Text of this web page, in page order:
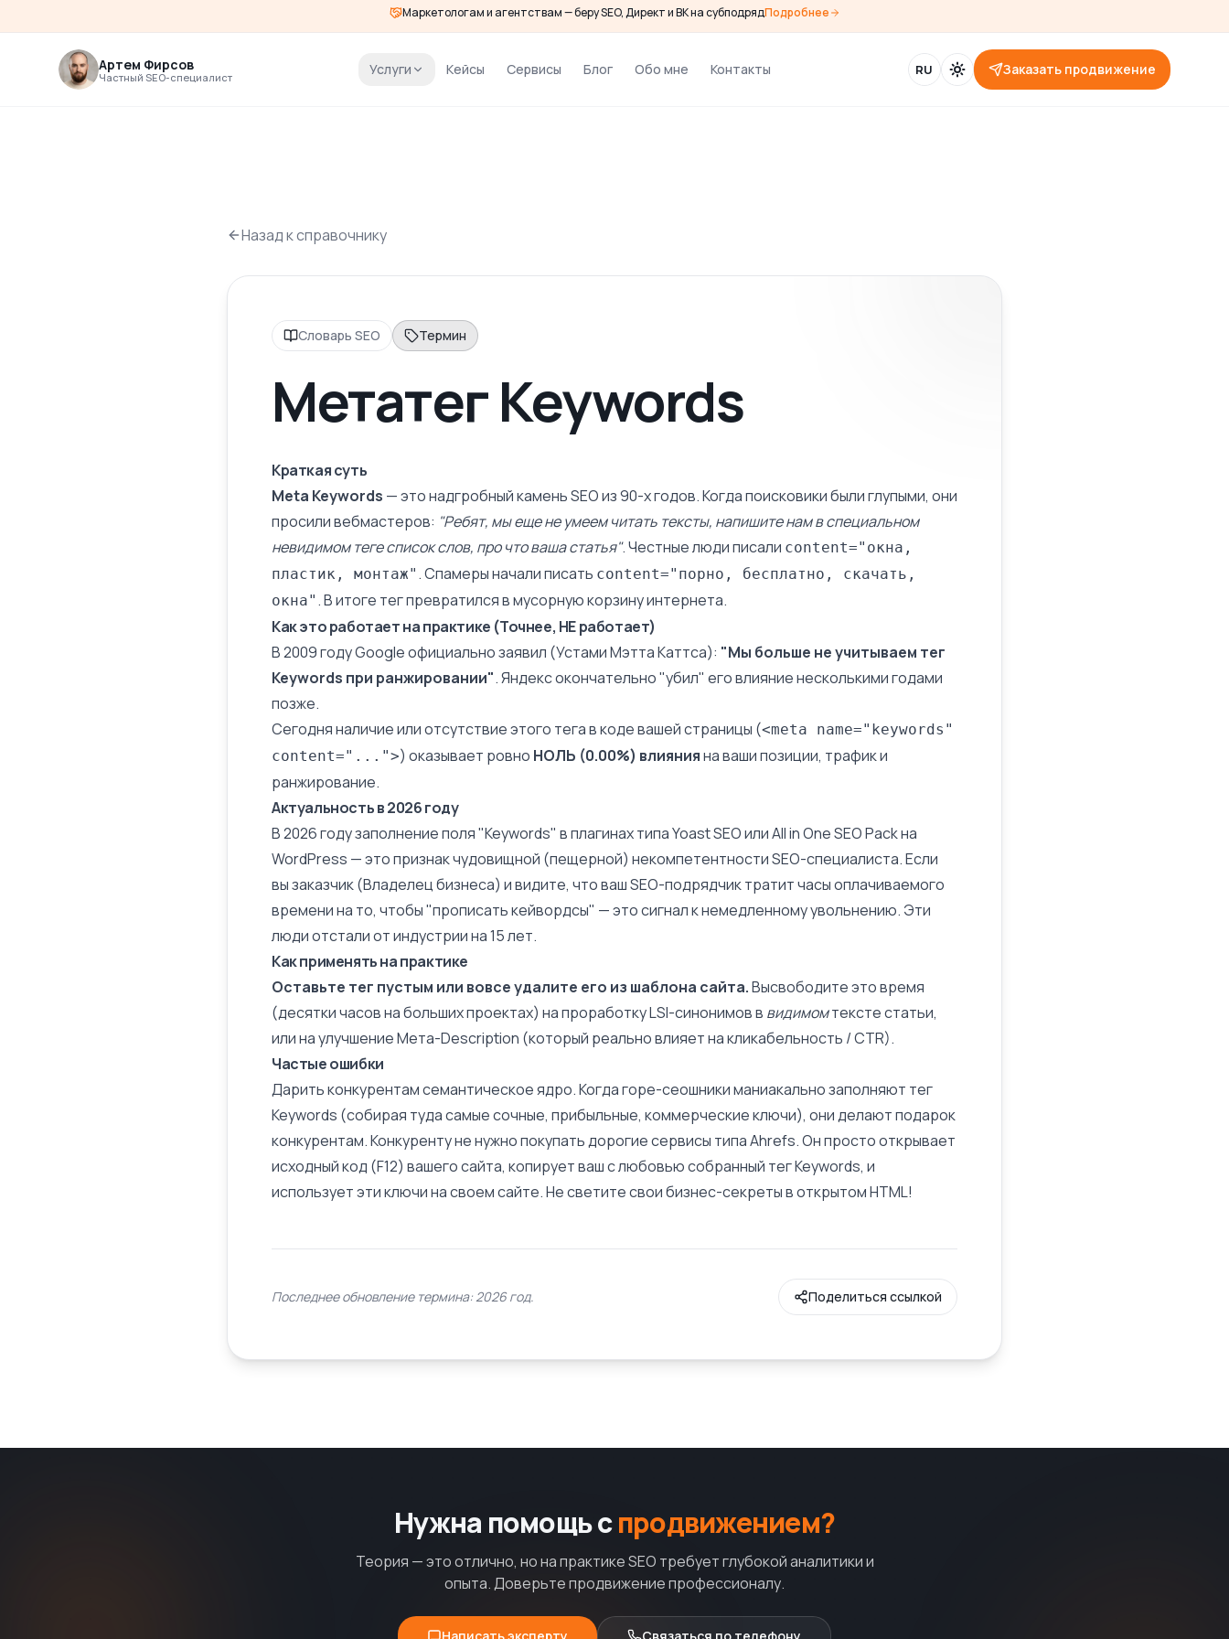
Маркетологам и агентствам — беру SEO, Директ и ВК на субподрядПодробнее
Артем Фирсов
Частный SEO-специалист Услуги Кейсы Сервисы Блог Обо мне Контакты RU Заказать продвижение
Назад к справочнику
Словарь SEO Термин
Метатег Keywords
Краткая суть
Meta Keywords — это надгробный камень SEO из 90-х годов. Когда поисковики были глупыми, они
просили вебмастеров: "Ребят, мы еще не умеем читать тексты, напишите нам в специальном
невидимом теге список слов, про что ваша статья". Честные люди писали content="окна,
пластик, монтаж" . Спамеры начали писать content="порно, бесплатно, скачать,
окна" . В итоге тег превратился в мусорную корзину интернета.
Как это работает на практике (Точнее, НЕ работает)
В 2009 году Google официально заявил (Устами Мэтта Каттса): "Мы больше не учитываем тег
Keywords при ранжировании". Яндекс окончательно "убил" его влияние несколькими годами
позже.
Сегодня наличие или отсутствие этого тега в коде вашей страницы (<meta name="keywords"
content="...">) оказывает ровно НОЛЬ (0.00%) влиянияна ваши позиции, трафик и
ранжирование.
Актуальность в 2026 году
В 2026 году заполнение поля "Keywords" в плагинах типа Yoast SEO или All in One SEO Pack на
WordPress — это признак чудовищной (пещерной) некомпетентности SEO-специалиста. Если
вы заказчик (Владелец бизнеса) и видите, что ваш SEO-подрядчик тратит часы оплачиваемого
времени на то, чтобы "прописать кейвордсы" — это сигнал к немедленному увольнению. Эти
люди отстали от индустрии на 15 лет.
Как применять на практике
Оставьте тег пустым или вовсе удалите его из шаблона сайта.Высвободите это время
(десятки часов на больших проектах) на проработкуLSI-синонимовв видимомтексте статьи,
или на улучшение Мета-Description (который реально влияет на кликабельность /CTR).
Частые ошибки
Дарить конкурентамсемантическое ядро. Когда горе-сеошники маниакально заполняют тег
Keywords (собирая туда самые сочные, прибыльные, коммерческие ключи), они делают подарок
конкурентам. Конкуренту не нужно покупать дорогие сервисы типа Ahrefs. Он просто открывает
исходный код (F12) вашего сайта, копирует ваш с любовью собранный тег Keywords, и
использует эти ключи на своем сайте. Не светите свои бизнес-секреты в открытом HTML!
Последнее обновление термина: 2026 год. Поделиться ссылкой
Нужна помощь спродвижением?
Теория — это отлично, но на практике SEO требует глубокой аналитики и
опыта. Доверьте продвижение профессионалу.